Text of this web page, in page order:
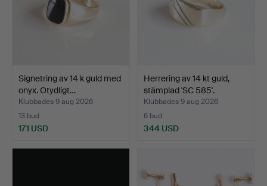
Signetring av 14 k guld med
onyx. Otydligt…
Klubbades 9 aug 2026
13 bud
171 USD
Herrering av 14 kt guld,
stämplad 'SC 585'.
Klubbades 9 aug 2026
6 bud
344 USD